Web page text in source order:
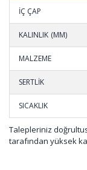
İÇ ÇAP
KALINLIK (MM)
MALZEME
SERTLİK
SICAKLIK
Talepleriniz
tarafından yüksek